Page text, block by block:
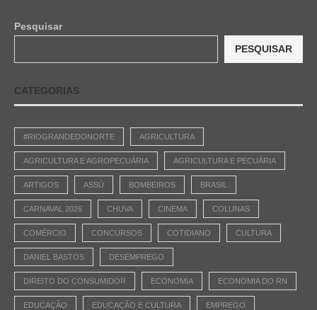
Pesquisar
PESQUISAR
CATEGORIAS
#RIOGRANDEDONORTE AGRICULTURA
AGRICULTURA E AGROPECUÁRIA AGRICULTURA E PECUÁRIA
ARTIGOS ASSÚ BOMBEIROS BRASIL
CARNAVAL 2026 CHUVA CINEMA COLUNAS
COMÉRCIO CONCURSOS COTIDIANO CULTURA
DANIEL BASTOS DESEMPREGO
DIREITO DO CONSUMIDOR ECONOMIA ECONOMIA DO RN
EDUCAÇÃO EDUCAÇÃO E CULTURA EMPREGO